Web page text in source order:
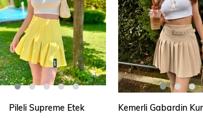
SEPETE EKLE
Pileli Supreme Etek SEPETE